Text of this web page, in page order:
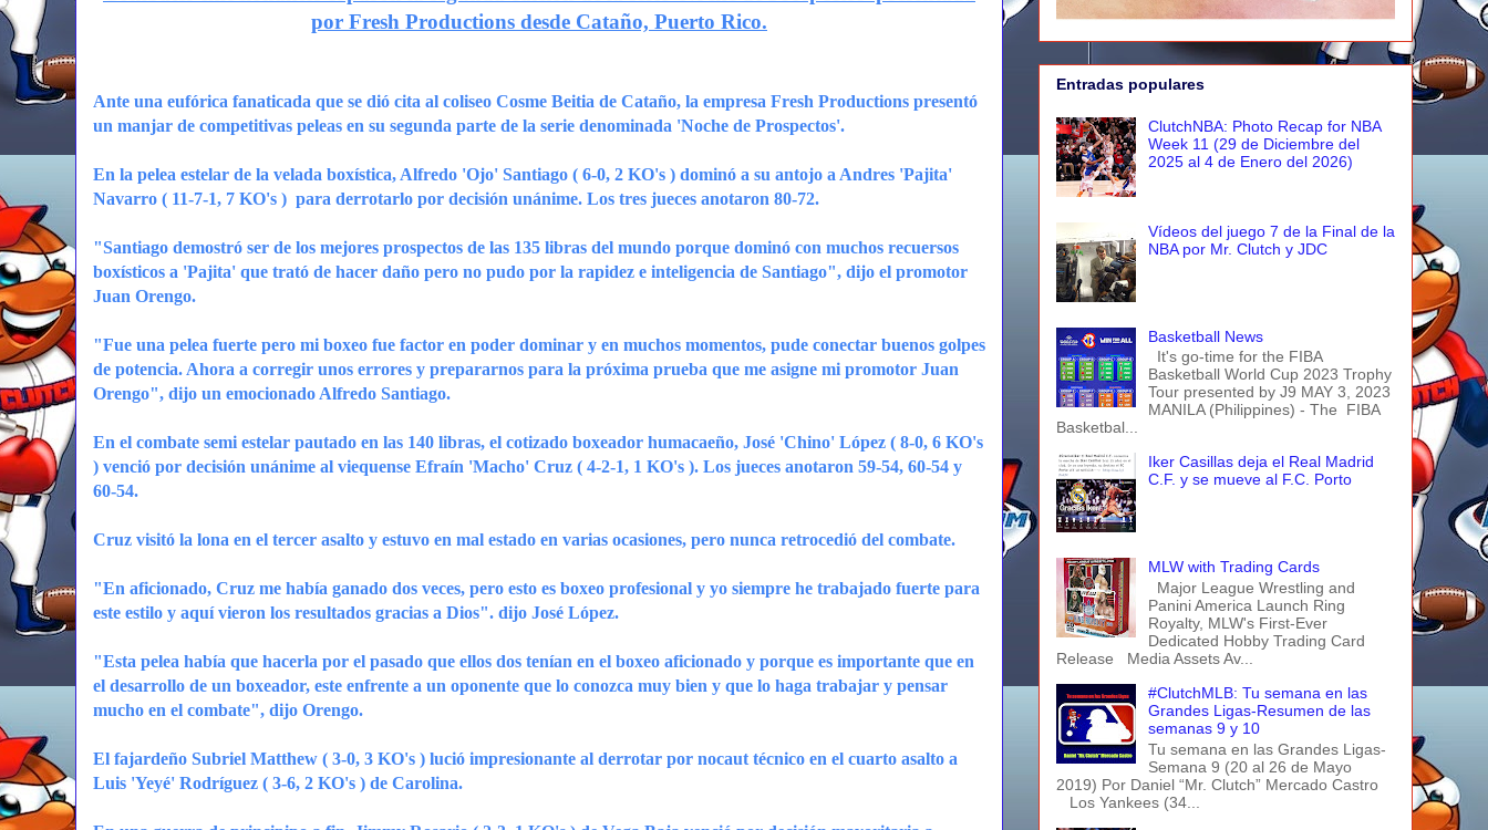
por Fresh Productions desde Cataño, Puerto Rico.
Ante una eufórica fanaticada que se dió cita al coliseo Cosme Beitia de Cataño, la empresa Fresh Productions presentó
un manjar de competitivas peleas en su segunda parte de la serie denominada 'Noche de Prospectos'.
En la pelea estelar de la velada boxística, Alfredo 'Ojo' Santiago ( 6-0, 2 KO's ) dominó a su antojo a Andres 'Pajita'
Navarro ( 11-7-1, 7 KO's ) para derrotarlo por decisión unánime. Los tres jueces anotaron 80-72.
"Santiago demostró ser de los mejores prospectos de las 135 libras del mundo porque dominó con muchos recuersos
boxísticos a 'Pajita' que trató de hacer daño pero no pudo por la rapidez e inteligencia de Santiago", dijo el promotor
Juan Orengo.
"Fue una pelea fuerte pero mi boxeo fue factor en poder dominar y en muchos momentos, pude conectar buenos golpes
de potencia. Ahora a corregir unos errores y prepararnos para la próxima prueba que me asigne mi promotor Juan
Orengo", dijo un emocionado Alfredo Santiago.
En el combate semi estelar pautado en las 140 libras, el cotizado boxeador humacaeño, José 'Chino' López ( 8-0, 6 KO's
) venció por decisión unánime al viequense Efraín 'Macho' Cruz ( 4-2-1, 1 KO's ). Los jueces anotaron 59-54, 60-54 y
60-54.
Cruz visitó la lona en el tercer asalto y estuvo en mal estado en varias ocasiones, pero nunca retrocedió del combate.
"En aficionado, Cruz me había ganado dos veces, pero esto es boxeo profesional y yo siempre he trabajado fuerte para
este estilo y aquí vieron los resultados gracias a Dios". dijo José López.
"Esta pelea había que hacerla por el pasado que ellos dos tenían en el boxeo aficionado y porque es importante que en
el desarrollo de un boxeador, este enfrente a un oponente que lo conozca muy bien y que lo haga trabajar y pensar
mucho en el combate", dijo Orengo.
El fajardeño Subriel Matthew ( 3-0, 3 KO's ) lució impresionante al derrotar por nocaut técnico en el cuarto asalto a
Luis 'Yeyé' Rodríguez ( 3-6, 2 KO's ) de Carolina.
Entradas populares
ClutchNBA: Photo Recap for NBA
Week 11 (29 de Diciembre del
2025 al 4 de Enero del 2026)
Vídeos del juego 7 de la Final de la
NBA por Mr. Clutch y JDC
Basketball News
It's go-time for the FIBA
Basketball World Cup 2023 Trophy
Tour presented by J9 MAY 3, 2023
MANILA (Philippines) - The FIBA
Basketbal...
Iker Casillas deja el Real Madrid
C.F. y se mueve al F.C. Porto
MLW with Trading Cards
Major League Wrestling and
Panini America Launch Ring
Royalty, MLW's First-Ever
Dedicated Hobby Trading Card
Release Media Assets Av...
#ClutchMLB: Tu semana en las
Grandes Ligas-Resumen de las
semanas 9 y 10
Tu semana en las Grandes Ligas-
Semana 9 (20 al 26 de Mayo
2019) Por Daniel “Mr. Clutch” Mercado Castro
Los Yankees (34...